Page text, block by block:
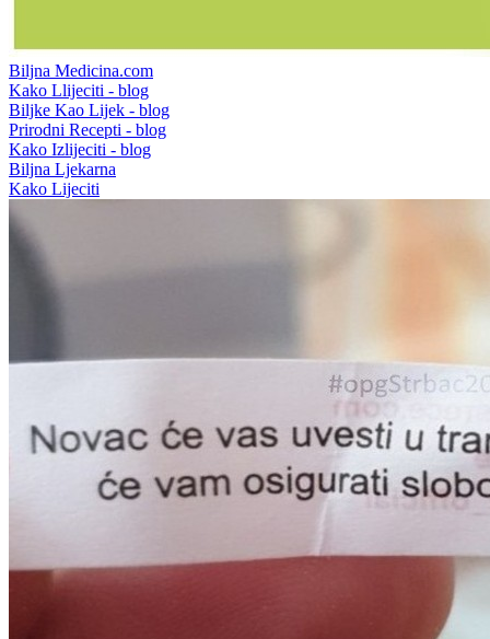
Biljna Medicina.com
Kako Llijeciti - blog
Biljke Kao Lijek - blog
Prirodni Recepti - blog
Kako Izlijeciti - blog
Biljna Ljekarna
Kako Lijeciti